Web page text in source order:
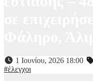
1 Ιουνίου, 2026 18:00
#έλεγχοι